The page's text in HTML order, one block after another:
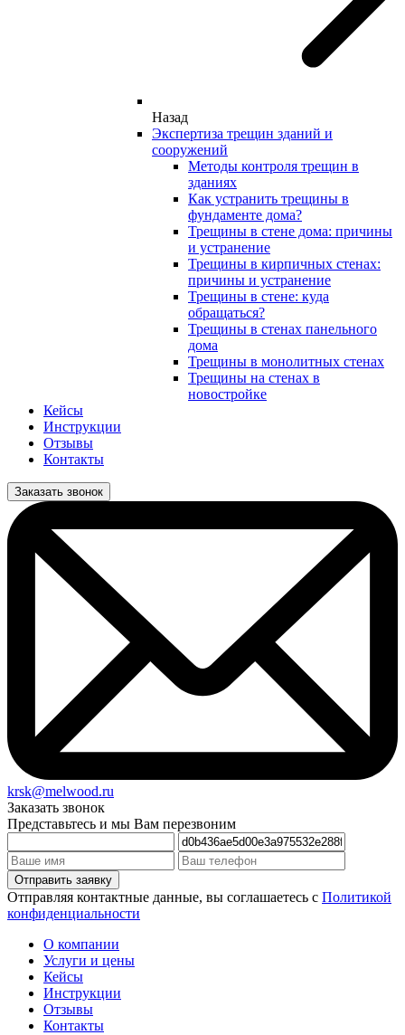
Назад
Экспертиза трещин зданий и
сооружений
Методы контроля трещин в
зданиях
Как устранить трещины в
фундаменте дома?
Трещины в стене дома: причины
и устранение
Трещины в кирпичных стенах:
причины и устранение
Трещины в стене: куда
обращаться?
Трещины в стенах панельного
дома
Трещины в монолитных стенах
Трещины на стенах в
новостройке
Кейсы
Инструкции
Отзывы
Контакты
Заказать звонок
krsk@melwood.ru
Заказать звонок
Представьтесь и мы Вам перезвоним
Отправляя контактные данные, вы соглашаетесь с Политикой
конфиденциальности
О компании
Услуги и цены
Кейсы
Инструкции
Отзывы
Контакты